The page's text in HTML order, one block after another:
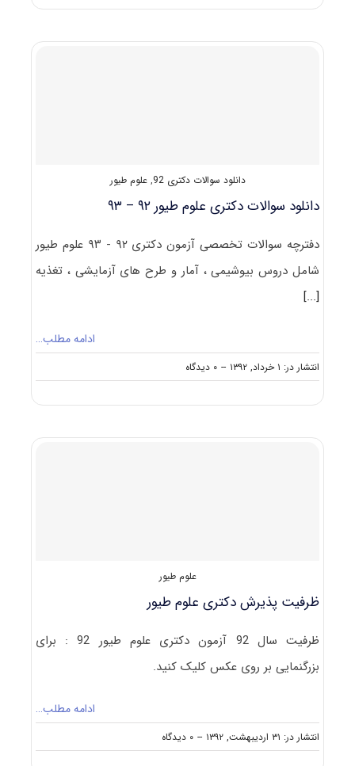
آزمون
دانلود سوالات دکتری 92 ,علوم طیور
دانلود سوالات دکتری علوم طیور ۹۲ – ۹۳
دفترچه سوالات تخصصی آزمون دکتری ۹۲ - ۹۳ علوم طیور
شامل دروس بیوشیمی ، آمار و طرح های آزمایشی ، تغذیه
[...]
ادامه مطلب…
انتشار در: ۱ خرداد, ۱۳۹۲ -- ۰ دیدگاه
on
دانلود
طیور
علوم طیور
ظرفیت پذیرش دکتری علوم طیور
ظرفیت سال 92 آزمون دکتری علوم طیور 92 : برای
بزرگنمایی بر روی عکس کلیک کنید.
ادامه مطلب…
انتشار در: ۳۱ اردیبهشت, ۱۳۹۲ -- ۰ دیدگاه
on
ظرفیت